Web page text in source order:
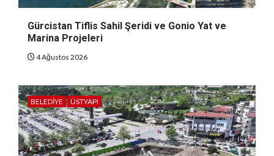
Gürcistan Tiflis Sahil Şeridi ve Gonio Yat ve
Marina Projeleri
4 Ağustos 2026
BELEDIYE ÜSTYAPI